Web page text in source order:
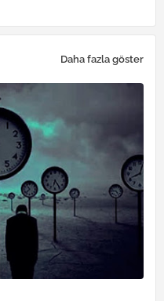
Daha fazla göster